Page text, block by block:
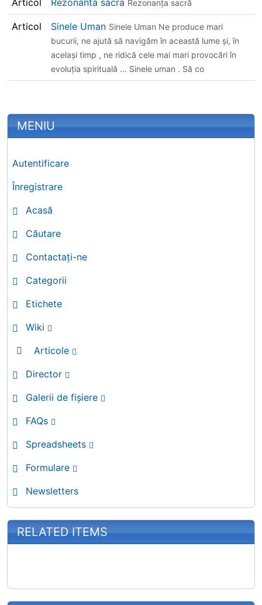
Rezonanţa sacră
Articol Sinele Uman Sinele Uman Ne produce mari
bucurii, ne ajută să navigăm în această lume şi, în
acelaşi timp , ne ridică cele mai mari provocări în
evoluţia spirituală ... Sinele uman . Să co
More content and functionality (left
MENIU
Autentificare
Înregistrare
Acasă
Căutare
Contactați-ne
Categorii
Etichete
Wiki
Articole
Director
Galerii de fișiere
FAQs
Spreadsheets
Formulare
Newsletters
RELATED ITEMS